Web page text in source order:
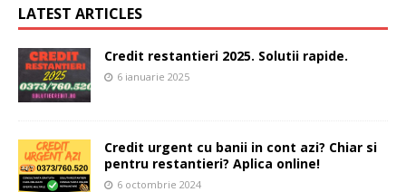
LATEST ARTICLES
Credit restantieri 2025. Solutii rapide.
6 ianuarie 2025
Credit urgent cu banii in cont azi? Chiar si
pentru restantieri? Aplica online!
6 octombrie 2024